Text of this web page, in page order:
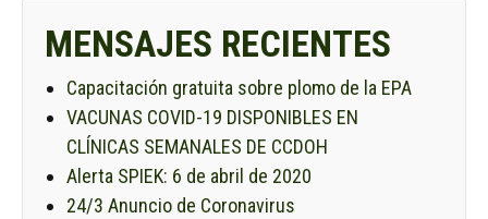
MENSAJES RECIENTES
Capacitación gratuita sobre plomo de la EPA
VACUNAS COVID-19 DISPONIBLES EN
CLÍNICAS SEMANALES DE CCDOH
Alerta SPIEK: 6 de abril de 2020
24/3 Anuncio de Coronavirus